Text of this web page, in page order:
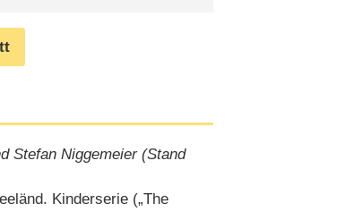
Stefan Niggemeier (Stand
Kinderserie („The